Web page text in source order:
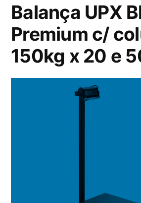
Balança UPX
Premium c/
150kg x 20 e